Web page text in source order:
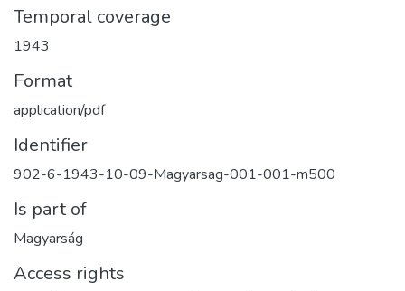
Temporal coverage
1943
Format
application/pdf
Identifier
902-6-1943-10-09-Magyarsag-001-001-m500
Is part of
Magyarság
Access rights